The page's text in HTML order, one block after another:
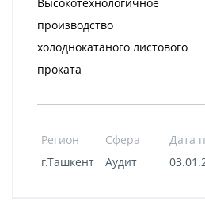
производство
холоднокатаного листового
проката
Регион Сфера
Дата
г.Ташкент
Аудит